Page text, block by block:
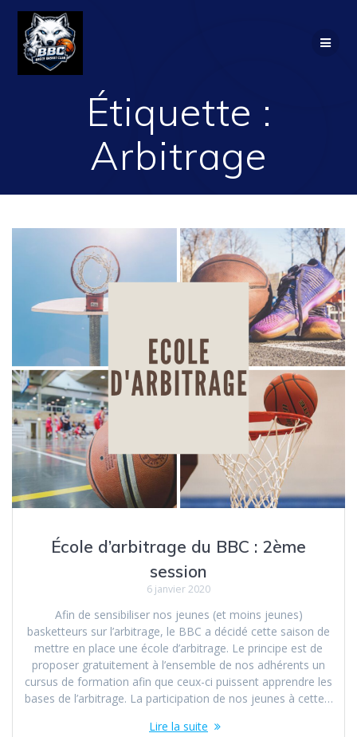
Étiquette :
Arbitrage
École d’arbitrage du BBC : 2ème
session
6 janvier 2020
Afin de sensibiliser nos jeunes (et moins jeunes)
basketteurs sur l’arbitrage, le BBC a décidé cette saison de
mettre en place une école d’arbitrage. Le principe est de
proposer gratuitement à l’ensemble de nos adhérents un
cursus de formation afin que ceux-ci puissent apprendre les
bases de l’arbitrage. La participation de nos jeunes à cette…
Lire la suite